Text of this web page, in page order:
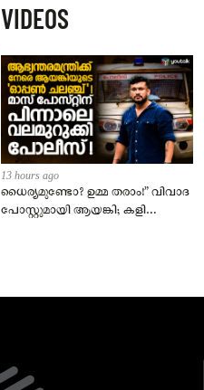
സെപ്റ്റംബർ 1 മുതൽ നിലവിൽ
വരും
VIDEOS
13 hours ago
ധൈര്യമുണ്ടോ? ഉമ്മ തരാം!” വിവാദ
പോസ്റ്റുമായി ആയങ്കി; കളി